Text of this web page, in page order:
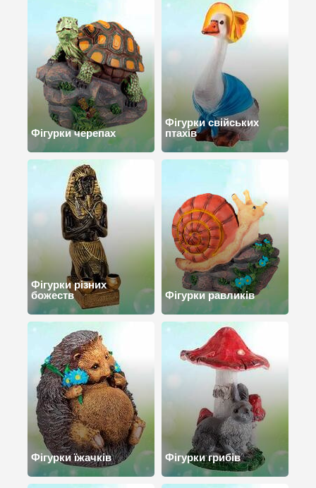
Фігурки черепах
Фігурки свійських
птахів
Фігурки різних
божеств
Фігурки равликів
Фігурки їжачків Фігурки грибів